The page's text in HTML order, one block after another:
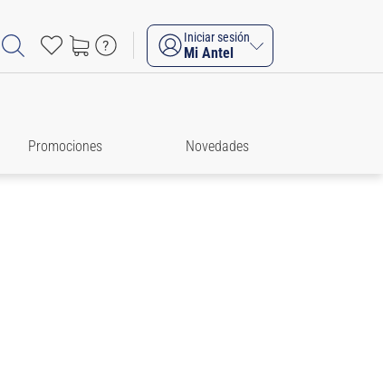
Iniciar sesión
Mi Antel
Promociones Novedades